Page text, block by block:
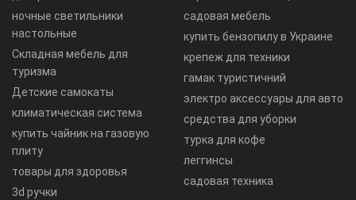
ночные светильники
настольные
Складная мебель для
туризма
Детские самокаты
климатическая система
купить чайник на газовую
плиту
товары для здоровья
3d ручки
садовая мебель
купить бензопилу в Украине
крепеж для техники
гамак туристичний
электро аксессуары для авто
средства для уборки
турка для кофе
леггинсы
садовая техника